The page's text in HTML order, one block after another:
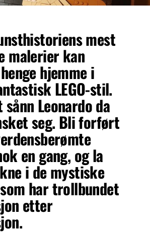
mest
malerier kan
hjemme i
LEGO-stil.
Leonardo da
seg. Bli forført
en gang, og la
i de mystiske
har trollbundet
etter